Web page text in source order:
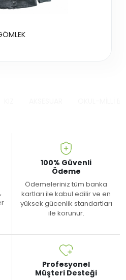
100% Güvenli
Ödeme
Ödemeleriniz tüm banka
kartları ile kabul edilir ve en
yüksek gücenlik standartları
ile korunur.
Profesyonel
Müşteri Desteği